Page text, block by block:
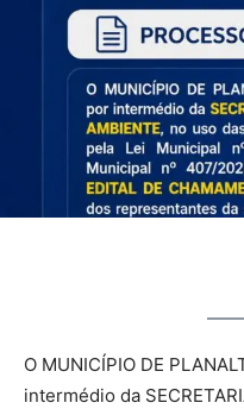
O MUNICÍPIO DE
intermédio da